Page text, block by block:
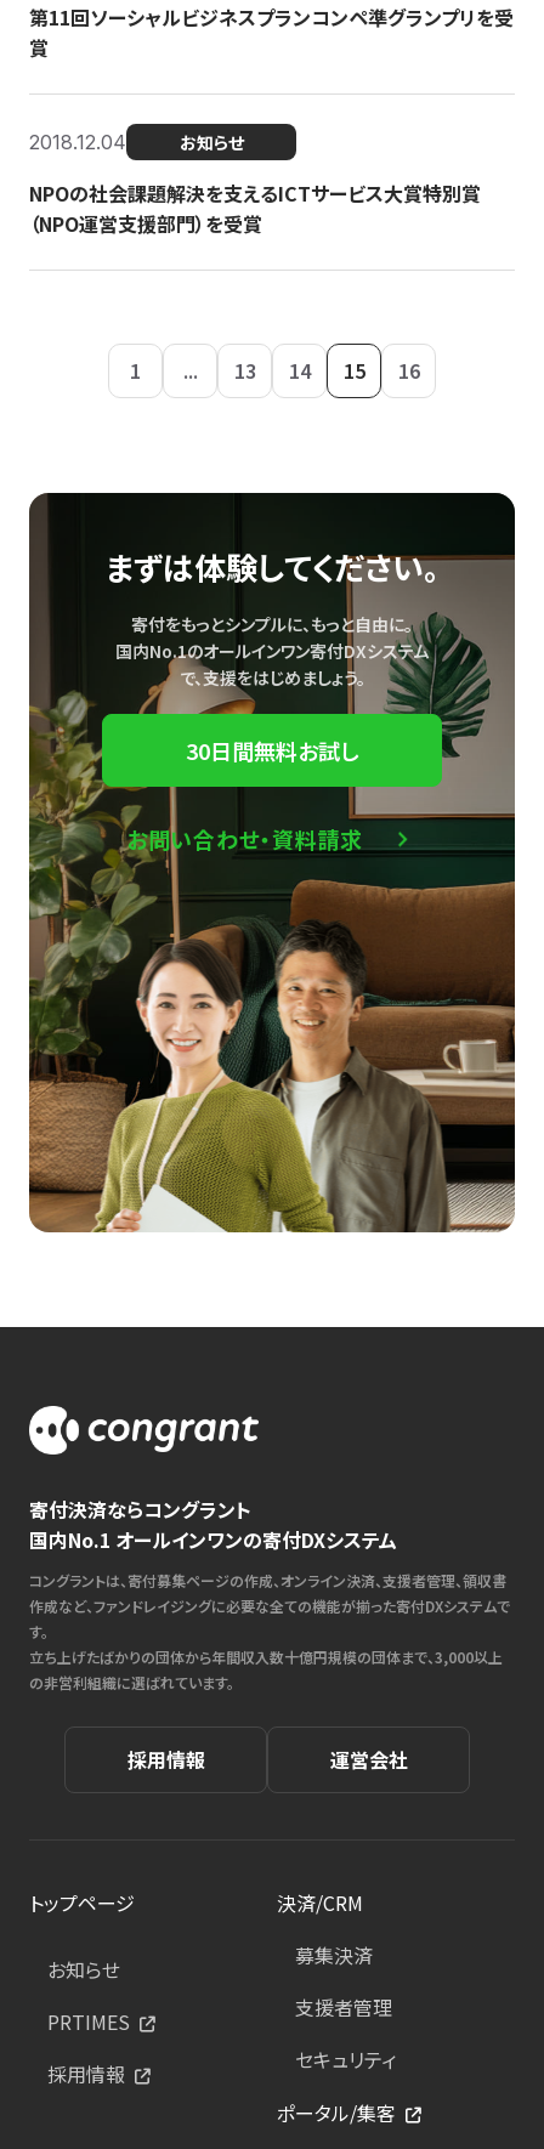
第11回ソーシャルビジネスプランコンペ準グランプリを受
賞
2018.12.04 お知らせ
NPOの社会課題解決を支えるICTサービス大賞特別賞
（NPO運営支援部門）を受賞
1 ... 13 14 15 16
まずは体験してください。
寄付をもっとシンプルに、もっと自由に。
国内No.1のオールインワン寄付DXシステム
で、支援をはじめましょう。
30日間無料お試し
お問い合わせ・資料請求
寄付決済ならコングラント
国内No.1 オールインワンの寄付DXシステム
コングラントは、寄付募集ページの作成、オンライン決済、支援者管理、領収書
作成など、ファンドレイジングに必要な全ての機能が揃った寄付DXシステムで
す。
立ち上げたばかりの団体から年間収入数十億円規模の団体まで、3,000以上
の非営利組織に選ばれています。
採用情報 運営会社
トップページ
お知らせ
PRTIMES
採用情報
決済/CRM
募集決済
支援者管理
セキュリティ
ポータル/集客